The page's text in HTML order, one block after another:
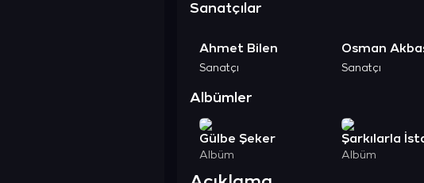
Sanatçılar
Ahmet Bilen
Sanatçı
Osman
Sanatçı
Albümler
Gülbe Şeker
Albüm
Şarkılarla
Albüm